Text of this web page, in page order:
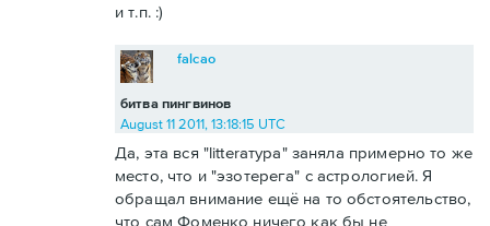
и т.п. :)
битва пингвинов
falcao
August 11 2011, 13:18:15 UTC
Да, эта вся "litterатура" заняла примерно то же
место, что и "эзотерега" с астрологией. Я
обращал внимание ещё на то обстоятельство,
что сам Фоменко ничего как бы не